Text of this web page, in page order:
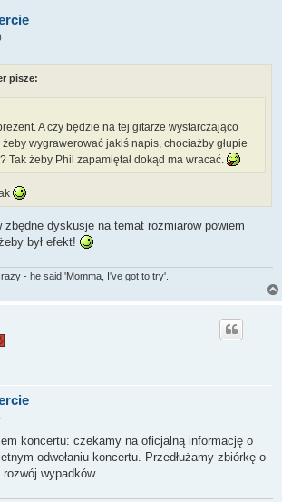
pisze:
A czy będzie na tej gitarze wystarczająco
wygrawerować jakiś napis, chociażby głupie
Tak żeby Phil zapamiętał dokąd ma wracać.
zbędne dyskusje na temat rozmiarów powiem
był efekt!
- he said 'Momma, I've got to try'.
koncertu: czekamy na oficjalną informację o
odwołaniu koncertu. Przedłużamy zbiórkę o
wypadków.